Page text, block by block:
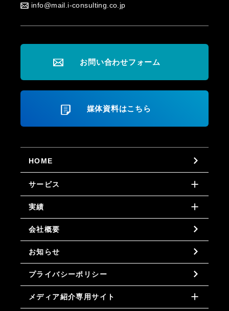
info@mail.i-consulting.co.jp
お問い合わせフォーム
媒体資料はこちら
HOME
サービス
実績
会社概要
お知らせ
プライバシーポリシー
メディア紹介専用サイト